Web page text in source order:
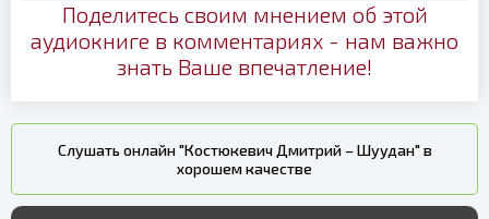
Поделитесь своим мнением об этой
аудиокниге в комментариях - нам важно
знать Ваше впечатление!
Слушать онлайн "Костюкевич Дмитрий – Шуудан" в
хорошем качестве